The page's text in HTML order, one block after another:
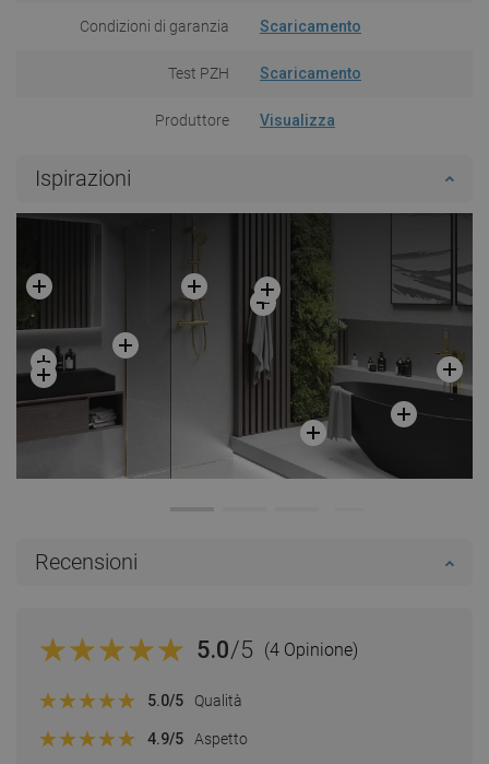
Condizioni di garanzia Scaricamento
Test PZH Scaricamento
Produttore Visualizza
Ispirazioni
Recensioni
5.0/5 (4 Opinione)
5.0/5 Qualità
4.9/5 Aspetto